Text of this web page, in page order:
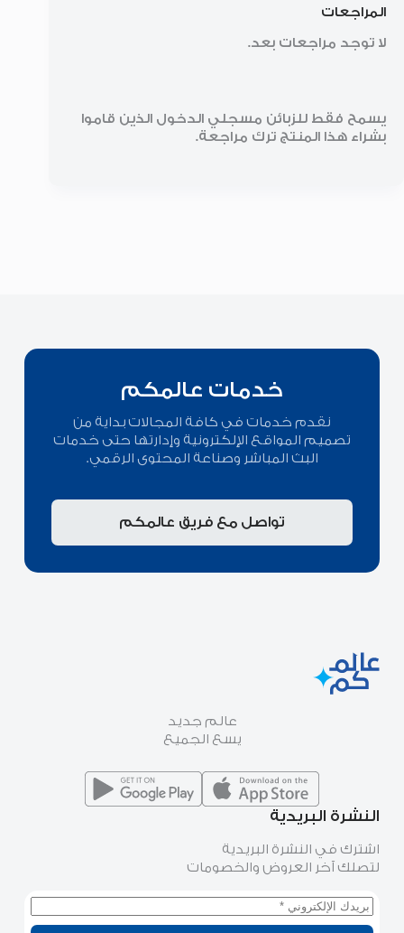
المراجعات
لا توجد مراجعات بعد.
يسمح فقط للزبائن مسجلي الدخول الذين قاموا
بشراء هذا المنتج ترك مراجعة.
خدمات عالمكم
نقدم خدمات في كافة المجالات بداية من
تصميم المواقع الإلكترونية وإدارتها حتى خدمات
البث المباشر وصناعة المحتوى الرقمي.
تواصل مع فريق عالمكم
عالم جديد
يسع الجميع
النشرة البريدية
اشترك في النشرة البريدية
لتصلك آخر العروض والخصومات